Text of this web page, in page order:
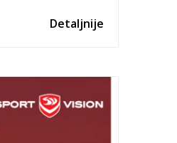
Detaljnije